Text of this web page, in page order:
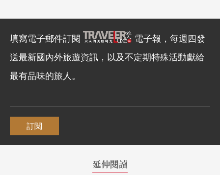
填寫電子郵件訂閱
電子報，每週四發
送最新國內外旅遊資訊，以及不定期特殊活動獻給
最有品味的旅人。
訂閱
延伸閱讀